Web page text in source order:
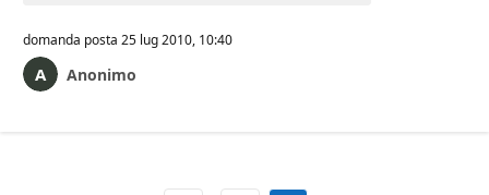
domanda posta 25 lug 2010, 10:40
Anonimo